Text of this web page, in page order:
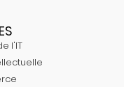
l'IT